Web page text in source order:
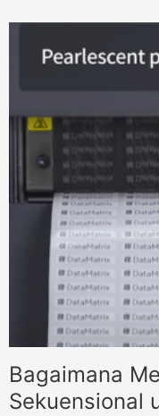
Bagaimana
Sekuensional